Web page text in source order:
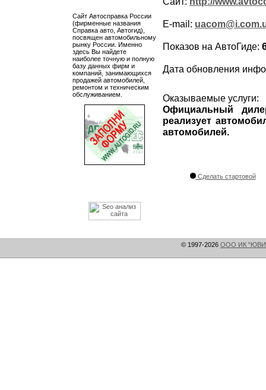
Сайт Автосправка России
(фирменные названия
Справка авто, Автогид),
посвящен автомобильному
рынку России. Именно
здесь Вы найдете
наиболее точную и полную
базу данных фирм и
компаний, занимающихся
продажей автомобилей,
ремонтом и техническим
обслуживанием.
E-mail:
Показов на АвтоГиде:
Дата обновления
Оказываемые услуги:
Официальный
реализует
автомобилей.
Сделать стартовой
© 1997-2026 ООО ИК